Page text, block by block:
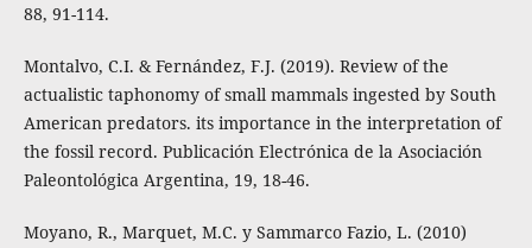
88, 91-114.
Montalvo, C.I. & Fernández, F.J. (2019). Review of the
actualistic taphonomy of small mammals ingested by South
American predators. its importance in the interpretation of
the fossil record. Publicación Electrónica de la Asociación
Paleontológica Argentina, 19, 18-46.
Moyano, R., Marquet, M.C. y Sammarco Fazio, L. (2010)